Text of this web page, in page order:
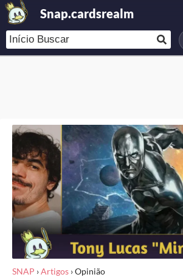
Snap.cardsrealm
SNAP ›Artigos ›Opinião